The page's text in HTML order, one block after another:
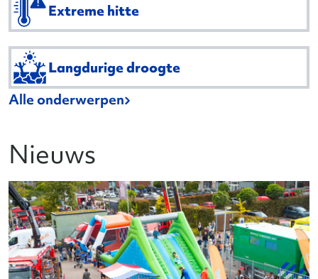
Extreme hitte
Langdurige droogte
Alle onderwerpen
Nieuws